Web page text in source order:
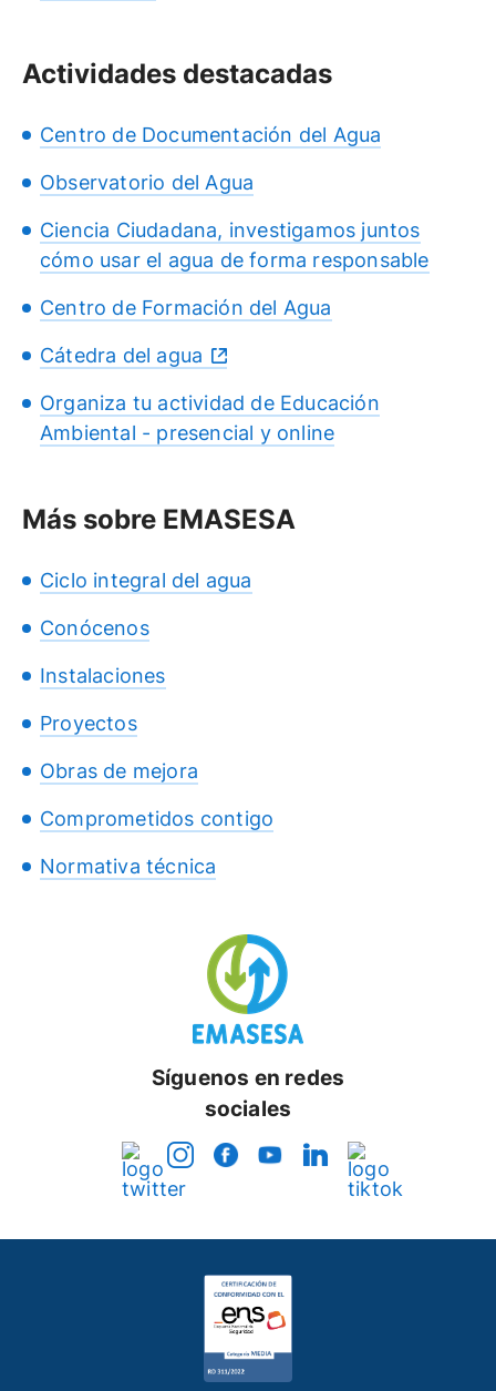
Actividades destacadas
Centro de Documentación del Agua
Observatorio del Agua
Ciencia Ciudadana, investigamos juntos
cómo usar el agua de forma responsable
Centro de Formación del Agua
Cátedra del agua
Organiza tu actividad de Educación
Ambiental - presencial y online
Más sobre EMASESA
Ciclo integral del agua
Conócenos
Instalaciones
Proyectos
Obras de mejora
Comprometidos contigo
Normativa técnica
Síguenos en redes
sociales